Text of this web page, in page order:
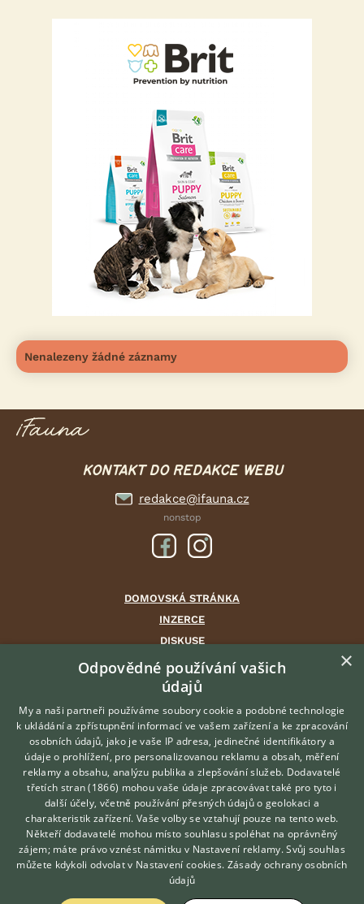
Nenalezeny žádné záznamy
KONTAKT DO REDAKCE WEBU
redakce@ifauna.cz
nonstop
DOMOVSKÁ STRÁNKA
INZERCE
DISKUSE
ČLÁNKY
CHOVATELSKÉ STANICE
ATLAS
VÝBĚR VHODNÉHO PLEMENE
O nás
Kontakt
Možnosti zvýraznění inzerátů
Podmínky užití
Zpracování osobních údajů
Přihlášení
Hledáte zvířecího kamaráda?
Zdarma vám poradí
VETERINÁŘ ONLINE
KONZULTOVAT S
VETERINÁŘEM
×
Odpovědné používání vašich
údajů
My a naši partneři používáme soubory cookie a podobné technologie
k ukládání a zpřístupnění informací ve vašem zařízení a ke zpracování
osobních údajů, jako je vaše IP adresa, jedinečné identifikátory a
údaje o prohlížení, pro personalizovanou reklamu a obsah, měření
reklamy a obsahu, analýzu publika a zlepšování služeb. Dodavatelé
třetích stran (1866) mohou vaše údaje zpracovávat také pro tyto i
další účely, včetně používání přesných údajů o geolokaci a
charakteristik zařízení. Vaše volby se vztahují pouze na tento web.
Někteří dodavatelé mohou místo souhlasu spoléhat na oprávněný
zájem; máte právo vznést námitku v Nastavení reklamy. Svůj souhlas
můžete kdykoli odvolat v Nastavení cookies. Zásady ochrany osobních
údajů